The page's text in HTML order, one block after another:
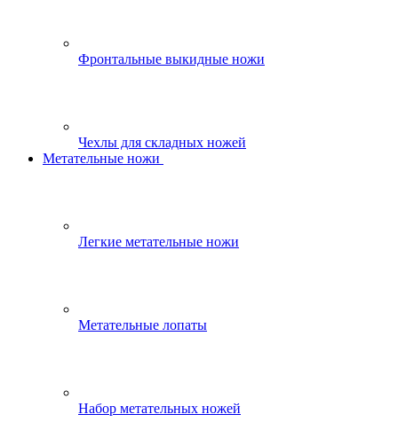
Фронтальные выкидные ножи
Чехлы для складных ножей
Метательные ножи
Легкие метательные ножи
Метательные лопаты
Набор метательных ножей